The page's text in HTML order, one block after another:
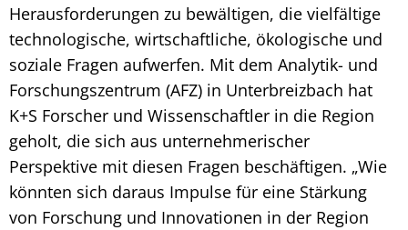
Herausforderungen zu bewältigen, die vielfältige
technologische, wirtschaftliche, ökologische und
soziale Fragen aufwerfen. Mit dem Analytik- und
Forschungszentrum (AFZ) in Unterbreizbach hat
K+S Forscher und Wissenschaftler in die Region
geholt, die sich aus unternehmerischer
Perspektive mit diesen Fragen beschäftigen. „Wie
könnten sich daraus Impulse für eine Stärkung
von Forschung und Innovationen in der Region